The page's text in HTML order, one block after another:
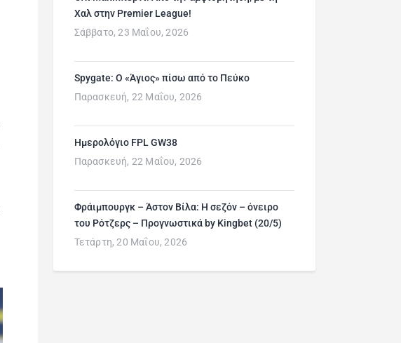
Χαλ στην Premier League!
Σάββατο, 23 Μαΐου, 2026
Spygate: Ο «Άγιος» πίσω από το Πεύκο
Παρασκευή, 22 Μαΐου, 2026
Ημερολόγιο FPL GW38
Παρασκευή, 22 Μαΐου, 2026
Φράιμπουργκ – Άστον Βίλα: Η σεζόν – όνειρο
του Ρότζερς – Προγνωστικά by Kingbet (20/5)
Τετάρτη, 20 Μαΐου, 2026